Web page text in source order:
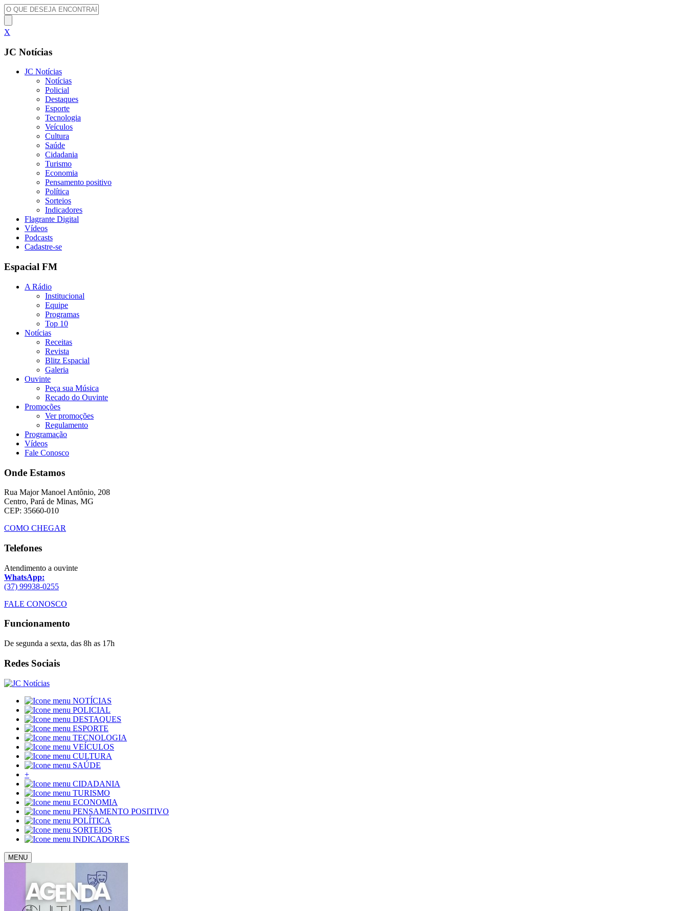
X
JC Notícias
JC Notícias
Notícias
Policial
Destaques
Esporte
Tecnologia
Veículos
Cultura
Saúde
Cidadania
Turismo
Economia
Pensamento positivo
Política
Sorteios
Indicadores
Flagrante Digital
Vídeos
Podcasts
Cadastre-se
Espacial FM
A Rádio
Institucional
Equipe
Programas
Top 10
Notícias
Receitas
Revista
Blitz Espacial
Galeria
Ouvinte
Peça sua Música
Recado do Ouvinte
Promoções
Ver promoções
Regulamento
Programação
Vídeos
Fale Conosco
Onde Estamos
Rua Major Manoel Antônio, 208
Centro, Pará de Minas, MG
CEP: 35660-010
COMO CHEGAR
Telefones
Atendimento a ouvinte
WhatsApp:
(37) 99938-0255
FALE CONOSCO
Funcionamento
De segunda a sexta, das 8h as 17h
Redes Sociais
NOTÍCIAS
POLICIAL
DESTAQUES
ESPORTE
TECNOLOGIA
VEÍCULOS
CULTURA
SAÚDE
+
CIDADANIA
TURISMO
ECONOMIA
PENSAMENTO POSITIVO
POLÍTICA
SORTEIOS
INDICADORES
MENU